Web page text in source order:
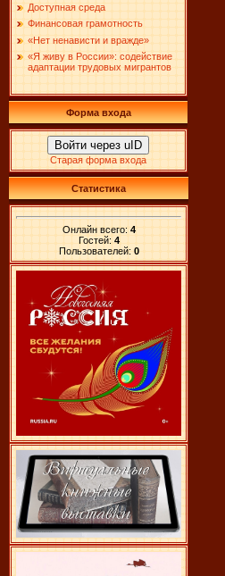
Доступная среда
Финансовая грамотность
«Нет ненависти и вражде»
«Я живу в России»: содействие
адаптации трудовых мигрантов
Форма входа
Войти через uID
Старая форма входа
Статистика
Онлайн всего: 4
Гостей: 4
Пользователей: 0